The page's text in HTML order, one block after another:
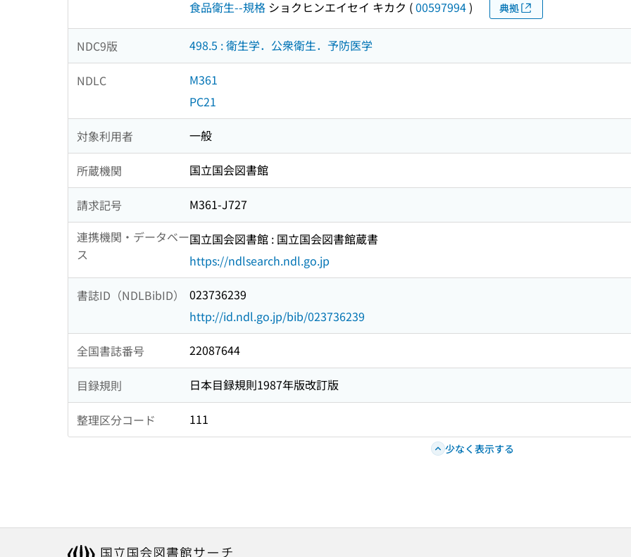
食品衛生--規格 ショクヒンエイセイ キカク (00597994) 典拠
NDC9版 498.5 : 衛生学．公衆衛生．予防医学
NDLC
M361
PC21
対象利用者 一般
所蔵機関 国立国会図書館
請求記号
M361-J727
連携機関・データベー
ス
国立国会図書館 : 国立国会図書館蔵書
https://ndlsearch.ndl.go.jp
書誌ID（NDLBibID）
023736239
http://id.ndl.go.jp/bib/023736239
全国書誌番号 22087644
目録規則 日本目録規則1987年版改訂版
整理区分コード 111
少なく表示する